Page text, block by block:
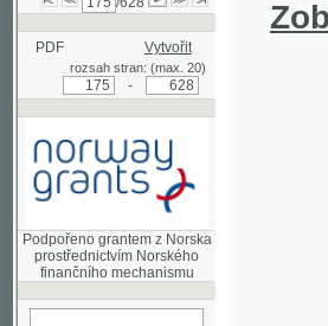
PDF Vytvořit
rozsah stran: (max. 20)
Podpořeno grantem z Norska
prostřednictvím Norského
hledat na aktuální
stránce